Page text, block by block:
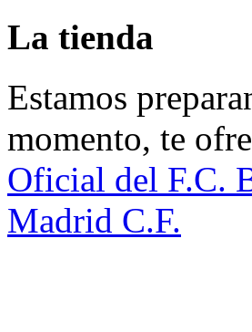
La tienda
Estamos
momento, te
Oficial del F.C.
Madrid C.F.